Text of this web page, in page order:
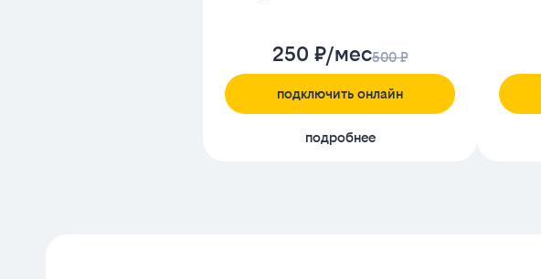
250 ₽/мес500 ₽
подключить онлайн
подробнее